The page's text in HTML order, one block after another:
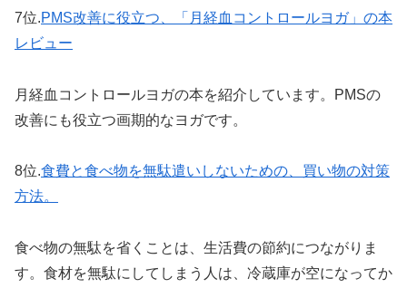
7位.PMS改善に役立つ、「月経血コントロールヨガ」の本
レビュー
月経血コントロールヨガの本を紹介しています。PMSの
改善にも役立つ画期的なヨガです。
8位.食費と食べ物を無駄遣いしないための、買い物の対策
方法。
食べ物の無駄を省くことは、生活費の節約につながりま
す。食材を無駄にしてしまう人は、冷蔵庫が空になってか